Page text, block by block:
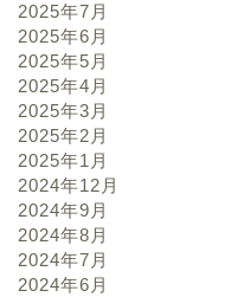
2025年7月
2025年6月
2025年5月
2025年4月
2025年3月
2025年2月
2025年1月
2024年12月
2024年9月
2024年8月
2024年7月
2024年6月